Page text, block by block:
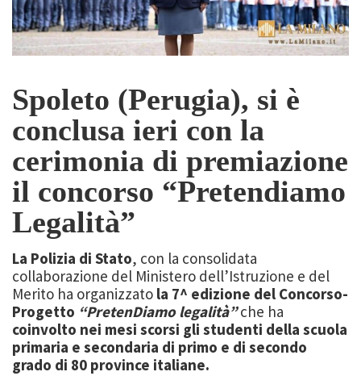
Spoleto (Perugia), si è
conclusa ieri con la
cerimonia di premiazione
il concorso “Pretendiamo
Legalità”
La Polizia di Stato, con la consolidata
collaborazione del Ministero dell’Istruzione e del
Merito ha organizzato la 7^ edizione del Concorso-
Progetto “PretenDiamo legalità”che ha
coinvolto nei mesi scorsi gli studenti della scuola
primaria e secondaria di primo e di secondo
grado di 80 province italiane.